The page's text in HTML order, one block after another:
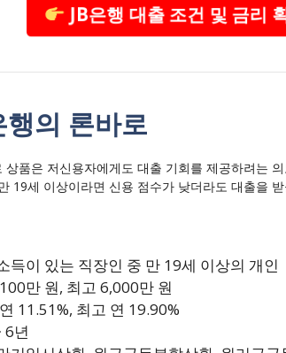
JB은행 대출 조건 및 금리
의 론바로
상품은 저신용자에게도 대출 기회를 제공하려는
19세 이상이라면 신용 점수가 낮더라도 대출을
득이 있는 직장인 중 만 19세 이상의 개인
만 원, 최고 6,000만 원
11.51%, 최고 연 19.90%
6년